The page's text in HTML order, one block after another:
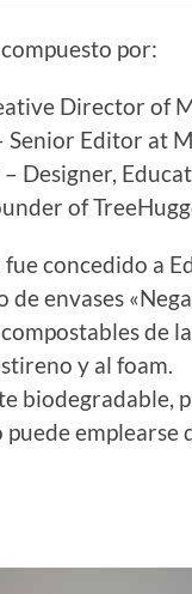
por:
Director of
Senior Editor at
Designer,
of
concedido a
envases
de
y al foam.
biodegradable,